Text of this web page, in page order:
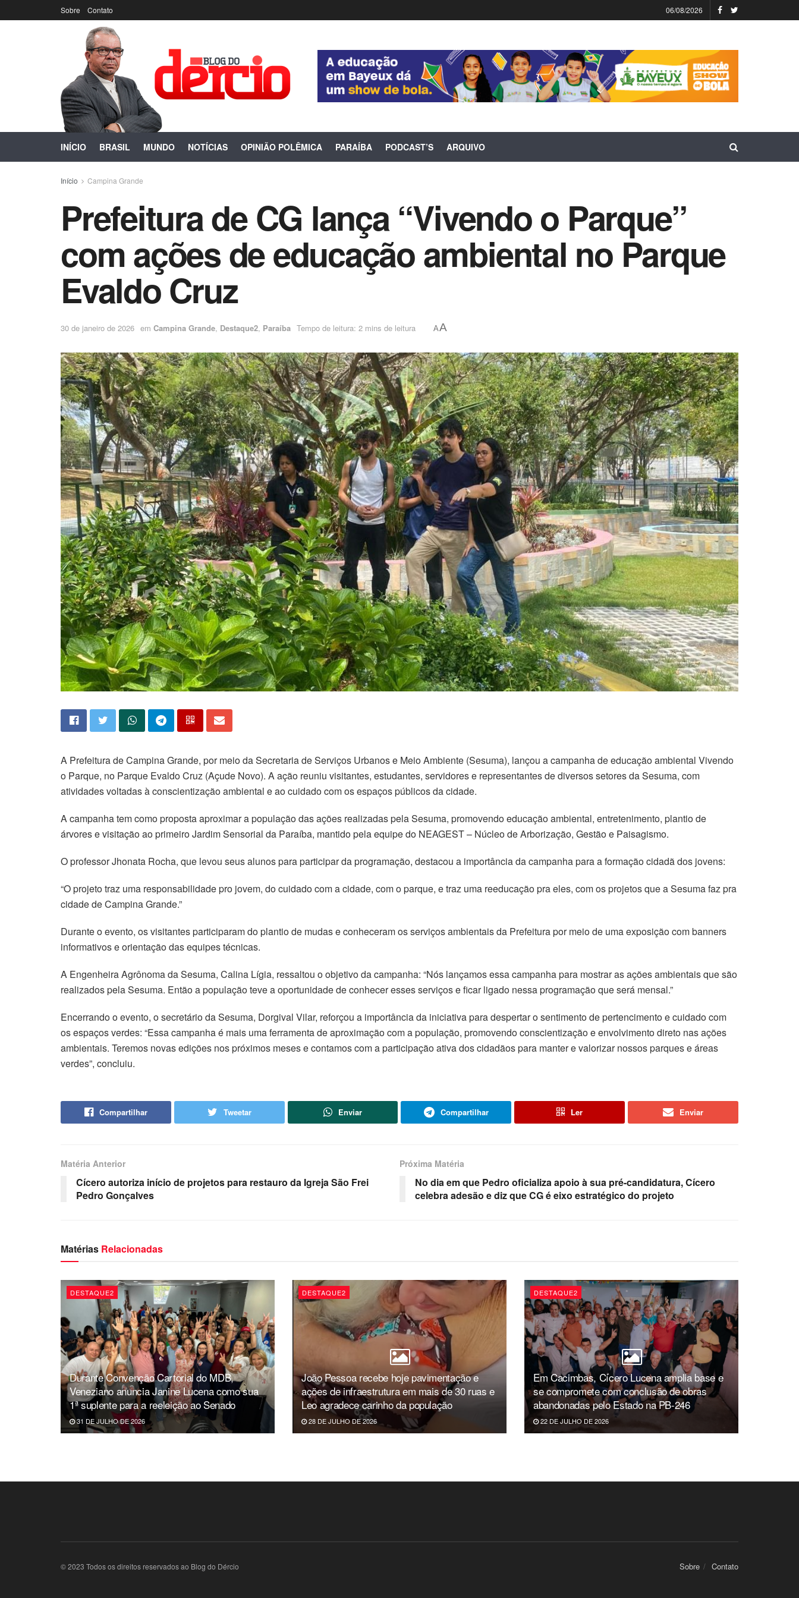
Sobre Contato 06/08/2026
INÍCIO BRASIL MUNDO NOTÍCIAS OPINIÃO POLÊMICA PARAÍBA PODCAST’S ARQUIVO
Início Campina Grande
Prefeitura de CG lança “Vivendo o Parque”
com ações de educação ambiental no Parque
Evaldo Cruz
30 de janeiro de 2026 em Campina Grande, Destaque2, Paraíba Tempo de leitura: 2 mins de leitura AA
A Prefeitura de Campina Grande, por meio da Secretaria de Serviços Urbanos e Meio Ambiente (Sesuma), lançou a campanha de educação ambiental Vivendo
o Parque, no Parque Evaldo Cruz (Açude Novo). A ação reuniu visitantes, estudantes, servidores e representantes de diversos setores da Sesuma, com
atividades voltadas à conscientização ambiental e ao cuidado com os espaços públicos da cidade.
A campanha tem como proposta aproximar a população das ações realizadas pela Sesuma, promovendo educação ambiental, entretenimento, plantio de
árvores e visitação ao primeiro Jardim Sensorial da Paraíba, mantido pela equipe do NEAGEST – Núcleo de Arborização, Gestão e Paisagismo.
O professor Jhonata Rocha, que levou seus alunos para participar da programação, destacou a importância da campanha para a formação cidadã dos jovens:
“O projeto traz uma responsabilidade pro jovem, do cuidado com a cidade, com o parque, e traz uma reeducação pra eles, com os projetos que a Sesuma faz pra
cidade de Campina Grande.”
Durante o evento, os visitantes participaram do plantio de mudas e conheceram os serviços ambientais da Prefeitura por meio de uma exposição com banners
informativos e orientação das equipes técnicas.
A Engenheira Agrônoma da Sesuma, Calina Lígia, ressaltou o objetivo da campanha: “Nós lançamos essa campanha para mostrar as ações ambientais que são
realizados pela Sesuma. Então a população teve a oportunidade de conhecer esses serviços e ficar ligado nessa programação que será mensal.”
Encerrando o evento, o secretário da Sesuma, Dorgival Vilar, reforçou a importância da iniciativa para despertar o sentimento de pertencimento e cuidado com
os espaços verdes: “Essa campanha é mais uma ferramenta de aproximação com a população, promovendo conscientização e envolvimento direto nas ações
ambientais. Teremos novas edições nos próximos meses e contamos com a participação ativa dos cidadãos para manter e valorizar nossos parques e áreas
verdes”, concluiu.
Compartilhar Tweetar Enviar Compartilhar Ler Enviar
Matéria Anterior
Cícero autoriza início de projetos para restauro da Igreja São Frei
Pedro Gonçalves
Próxima Matéria
No dia em que Pedro oficializa apoio à sua pré-candidatura, Cícero
celebra adesão e diz que CG é eixo estratégico do projeto
Matérias Relacionadas
DESTAQUE2
Durante Convenção Cartorial do MDB,
Veneziano anuncia Janine Lucena como sua
1ª suplente para a reeleição ao Senado
31 DE JULHO DE 2026
DESTAQUE2
João Pessoa recebe hoje pavimentação e
ações de infraestrutura em mais de 30 ruas e
Leo agradece carinho da população
28 DE JULHO DE 2026
DESTAQUE2
Em Cacimbas, Cícero Lucena amplia base e
se compromete com conclusão de obras
abandonadas pelo Estado na PB-246
22 DE JULHO DE 2026
Sobre Contato
© 2023 Todos os direitos reservados ao Blog do Dércio